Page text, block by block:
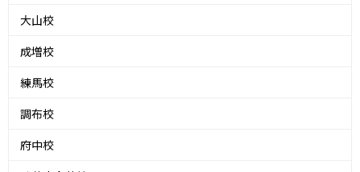
大山校
成増校
練馬校
調布校
府中校